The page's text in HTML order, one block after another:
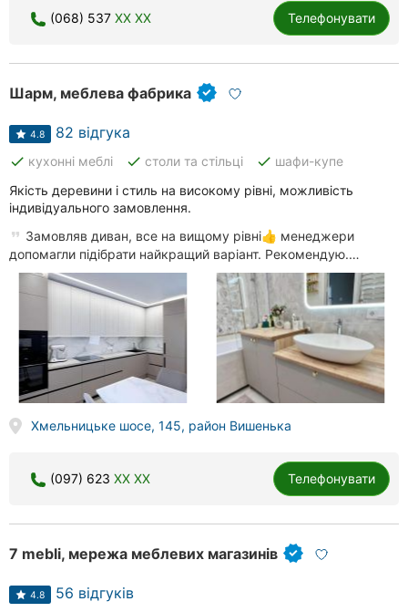
(068) 537 XX XX Телефонувати
Шарм, меблева фабрика
4.8 82 відгука
done кухонні меблі done столи та стільці done шафи-купе
Якість деревини і стиль на високому рівні, можливість
індивідуального замовлення.
Замовляв диван, все на вищому рівні👍 менеджери
допомагли підібрати найкращий варіант. Рекомендую.…
Хмельницьке шосе, 145, район Вишенька
(097) 623 XX XX Телефонувати
7 mebli, мережа меблевих магазинів
4.8 56 відгуків